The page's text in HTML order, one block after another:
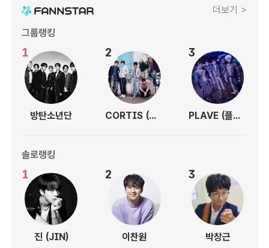
더보기 >
그룹랭킹
1
방탄소년단
2
CORTIS (코르티스)
3
PLAVE (플레이브)
솔로랭킹
1
진 (JIN)
2
이찬원
3
박창근